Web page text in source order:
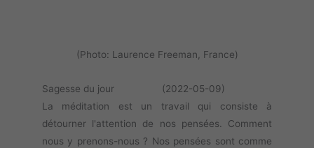
(Photo: Laurence Freeman, France)
Sagesse du jour (2022-05-09)
La méditation est un travail qui consiste à
détourner l'attention de nos pensées. Comment
nous y prenons-nous ? Nos pensées sont comme